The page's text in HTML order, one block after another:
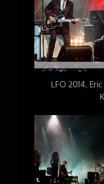
LFO 2014,